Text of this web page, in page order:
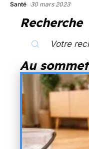
Santé 30 mars 2023
Recherche
Au sommet